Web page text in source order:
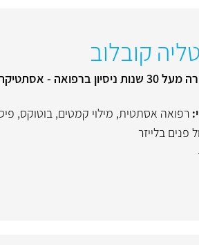
קובלוב
רופאה בכירה מעל 30 שנות ניסיון
רפואה אסתטית, מילוי קמטים, בוטוקס,
פנים בלייזר